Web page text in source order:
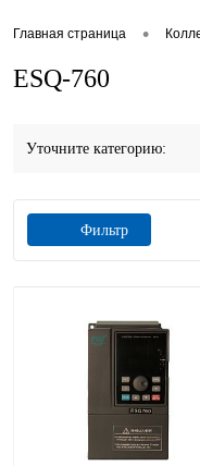
Главная страница •
ESQ-760
Уточните категорию:
Фильтр